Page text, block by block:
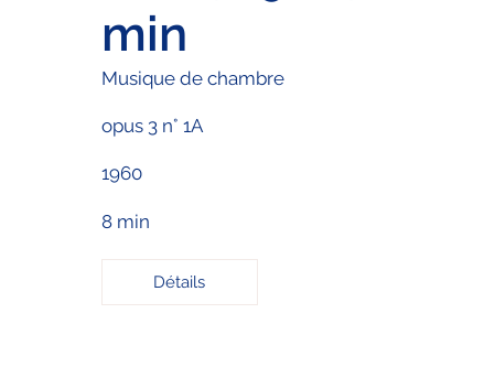
min
Musique de chambre
opus 3 n° 1A
1960
8 min
Détails